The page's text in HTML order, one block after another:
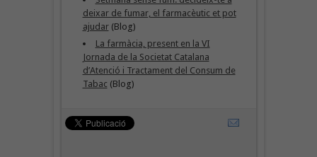
deixar de fumar, el farmacèutic et pot
ajudar(Blog)
La farmàcia, present en la VI
Jornada de la Societat Catalana
d’Atenció i Tractament del Consum de
Tabac (Blog)